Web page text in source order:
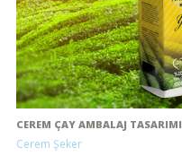
CEREM ÇAY AMBALAJ TASARIMI
Cerem Şeker